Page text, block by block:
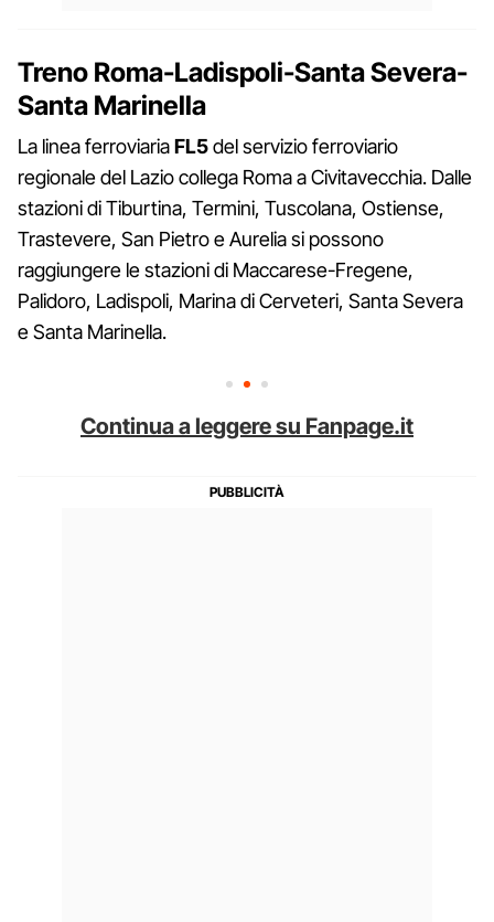
Treno Roma-Ladispoli-Santa Severa-
Santa Marinella
La linea ferroviariaFL5del servizio ferroviario
regionale del Lazio collega Roma a Civitavecchia. Dalle
stazioni di Tiburtina, Termini, Tuscolana, Ostiense,
Trastevere, San Pietro e Aurelia si possono
raggiungere le stazioni di Maccarese-Fregene,
Palidoro, Ladispoli, Marina di Cerveteri, Santa Severa
e Santa Marinella.
Continua a leggere su Fanpage.it